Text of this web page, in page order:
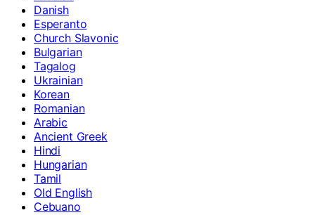
Danish
Esperanto
Church Slavonic
Bulgarian
Tagalog
Ukrainian
Korean
Romanian
Arabic
Ancient Greek
Hindi
Hungarian
Tamil
Old English
Cebuano